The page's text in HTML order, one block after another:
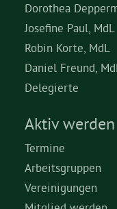
Dorothea
Josefine Paul, MdL
Robin Korte, MdL
Daniel Freund,
Delegierte
Aktiv werden
Termine
Arbeitsgruppen
Vereinigungen